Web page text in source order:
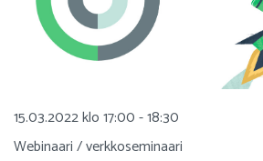
15.03.2022 klo 17:00 - 18:30
Webinaari / verkkoseminaari